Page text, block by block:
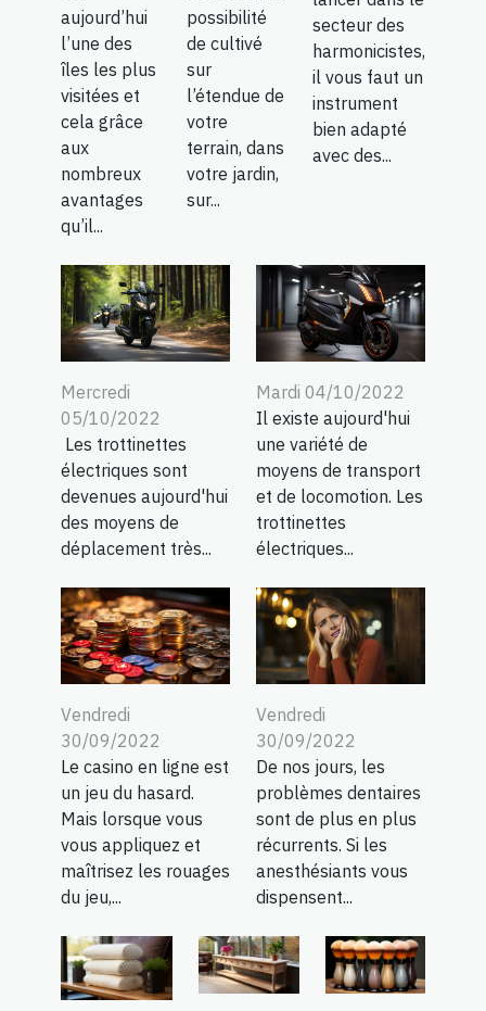
aujourd’hui
l’une des
îles les plus
visitées et
cela grâce
aux
nombreux
avantages
qu’il...
possibilité
de cultivé
sur
l’étendue de
votre
terrain, dans
votre jardin,
sur...
secteur des
harmonicistes,
il vous faut un
instrument
bien adapté
avec des...
Mercredi
05/10/2022
Les trottinettes
électriques sont
devenues aujourd'hui
des moyens de
déplacement très...
Mardi 04/10/2022
Il existe aujourd'hui
une variété de
moyens de transport
et de locomotion. Les
trottinettes
électriques...
Vendredi
30/09/2022
Le casino en ligne est
un jeu du hasard.
Mais lorsque vous
vous appliquez et
maîtrisez les rouages
du jeu,...
Vendredi
30/09/2022
De nos jours, les
problèmes dentaires
sont de plus en plus
récurrents. Si les
anesthésiants vous
dispensent...